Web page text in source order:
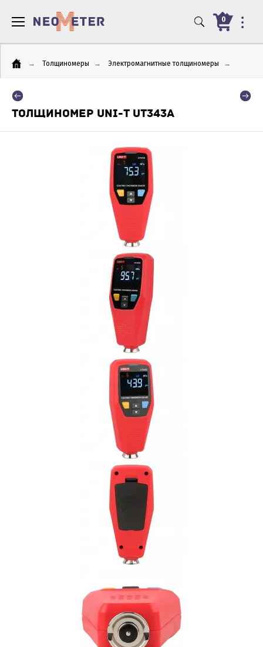
0
→ Толщиномеры → Электромагнитные толщиномеры →
ТОЛЩИНОМЕР UNI-T UT343A